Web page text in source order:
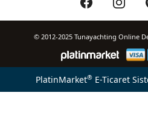
© 2012-2025 Tunayachting Online
PlatinMarket®E-Ticaret